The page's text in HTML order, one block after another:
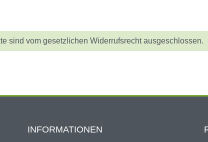
sind vom gesetzlichen Widerrufsrecht ausgeschlossen.
INFORMATIONEN